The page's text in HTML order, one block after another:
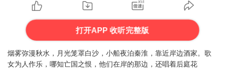
打开APP 收听完整版
烟雾弥漫秋水，月光笼罩白沙，小船夜泊秦淮，靠近岸边酒家。歌
女为人作乐，哪知亡国之恨，他们在岸的那边，还唱着后庭花